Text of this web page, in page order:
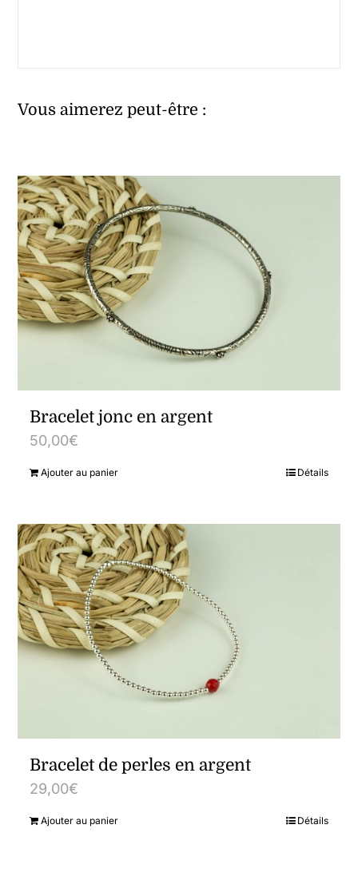
Vous aimerez peut-être :
Bracelet jonc en argent
50,00€
Ajouter au panier Détails
Bracelet de perles en argent
29,00€
Ajouter au panier Détails